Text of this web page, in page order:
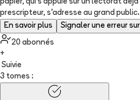
papier, qui s'appuie sur un lectorat
prescripteur, s'adresse au grand public.
En savoir plus
Signaler une erreur
20 abonnés
+
Suivie
3 tomes :